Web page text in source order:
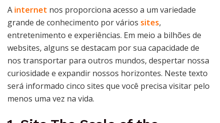
A internet nos proporciona acesso a um variedade
grande de conhecimento por vários sites,
entretenimento e experiências. Em meio a bilhões de
websites, alguns se destacam por sua capacidade de
nos transportar para outros mundos, despertar nossa
curiosidade e expandir nossos horizontes. Neste texto
será informado cinco sites que você precisa visitar pelo
menos uma vez na vida.